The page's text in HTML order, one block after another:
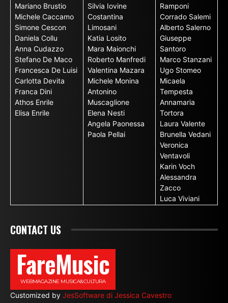
Mariano Brustio
Michele Caccamo
Simone Cescon
Daniela Collu
Anna Cudazzo
Stefano De Maco
Francesca De Luisi
Carlotta Devita
Franca Dini
Athos Enrile
Elisa Enrile
Silvia Iovine
Costantina
Limosani
Katia Losito
Mara Maionchi
Roberto Manfredi
Valentina Mazara
Michele Monina
Antonino
Muscaglione
Elena Nesti
Angela Paonessa
Paola Pellai
Ramponi
Corrado Salemi
Alberto Salerno
Giuseppe
Santoro
Marco Stanzani
Ugo Stomeo
Micaela
Tempesta
Annamaria
Tortora
Laura Valente
Brunella Vedani
Veronica
Ventavoli
Karin Voch
Alessandra
Zacco
Luca Viviani
CONTACT US
FareMusic
WEBMAGAZINE MUSICA&CULTURA
Customized by JesSoftware di Jessica Cavestro